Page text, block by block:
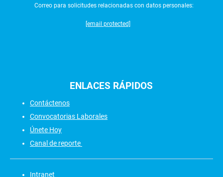
Correo para solicitudes relacionadas con datos personales:
[email protected]
ENLACES RÁPIDOS
Contáctenos
Convocatorias Laborales
Únete Hoy
Canal de reporte
Intranet